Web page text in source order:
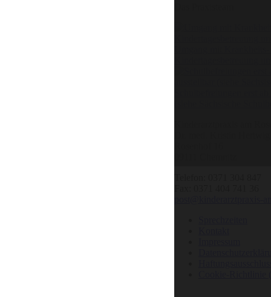
Umgang mit
Schulbefreiungen erst
(siehe Sächsische
Dr. med. Kristin